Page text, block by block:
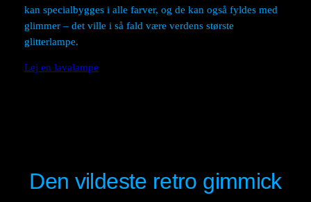
kan specialbygges i alle farver, og de kan også fyldes med
glimmer – det ville i så fald være verdens største
glitterlampe.
Lej en lavalampe
Den vildeste retro gimmick